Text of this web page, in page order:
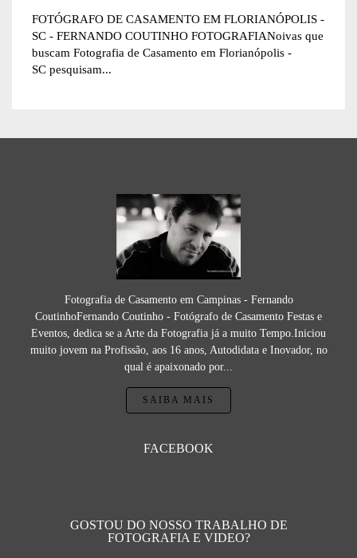
FOTÓGRAFO DE CASAMENTO EM FLORIANÓPOLIS -
SC - FERNANDO COUTINHO FOTOGRAFIANoivas que
buscam Fotografia de Casamento em Florianópolis -
SC pesquisam...
Fotografia de Casamento em Campinas - Fernando
CoutinhoFernando Coutinho - Fotógrafo de Casamento Festas e
Eventos, dedica se a Arte da Fotografia já a muito Tempo.Iniciou
muito jovem na Profissão, aos 16 anos, Autodidata e Inovador, no
qual é apaixonado por...
SAIBA MAIS
FACEBOOK
GOSTOU DO NOSSO TRABALHO DE
FOTOGRAFIA E VIDEO?